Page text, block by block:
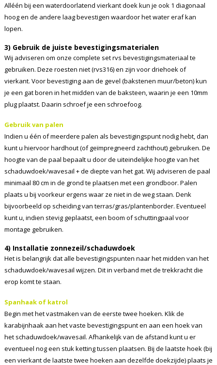
Alléén bij een waterdoorlatend vierkant doek kun je ook 1 diagonaal
hoog en de andere laag bevestigen waardoor het water eraf kan
lopen.
3) Gebruik de juiste bevestigingsmaterialen
Wij adviseren om onze complete set rvs bevestigingsmateriaal te
gebruiken. Deze roesten niet (rvs316) en zijn voor driehoek of
vierkant. Voor bevestiging aan de gevel (bakstenen muur/beton) kun
je een gat boren in het midden van de baksteen, waarin je een 10mm
plug plaatst. Daarin schroef je een schroefoog.
Gebruik van palen
Indien u één of meerdere palen als bevestigingspunt nodig hebt, dan
kunt u hiervoor hardhout (of geïmpregneerd zachthout) gebruiken. De
hoogte van de paal bepaalt u door de uiteindelijke hoogte van het
schaduwdoek/wavesail + de diepte van het gat. Wij adviseren de paal
minimaal 80 cm in de grond te plaatsen met een grondboor. Palen
plaats u bij voorkeur ergens waar ze niet in de weg staan. Denk
bijvoorbeeld op scheiding van terras/gras/plantenborder. Eventueel
kunt u, indien stevig geplaatst, een boom of schuttingpaal voor
montage gebruiken.
4) Installatie zonnezeil/schaduwdoek
Het is belangrijk dat alle bevestigingspunten naar het midden van het
schaduwdoek/wavesail wijzen. Dit in verband met de trekkracht die
erop komt te staan.
Spanhaak of katrol
Begin met het vastmaken van de eerste twee hoeken. Klik de
karabijnhaak aan het vaste bevestigingspunt en aan een hoek van
het schaduwdoek/wavesail. Afhankelijk van de afstand kunt u er
eventueel nog een stuk ketting tussen plaatsen. Bij de laatste hoek (bij
een vierkant de laatste twee hoeken aan dezelfde doekzijde) plaats je